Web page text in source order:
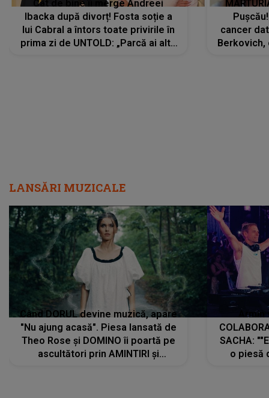
Cât de bine îi merge Andreei
Ibacka după divorț! Fosta soție a
lui Cabral a întors toate privirile în
prima zi de UNTOLD: „Parcă ai altă
cancer
Berkovich,
LANSĂRI MUZICALE
Când DORUL devine muzică, apare
"Nu ajung acasă". Piesa lansată de
Theo Rose și DOMINO îi poartă pe
ascultători prin AMINTIRI și
SACHA:
o piesă